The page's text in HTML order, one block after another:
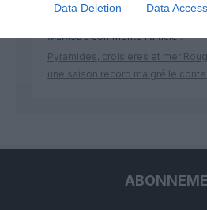
Data Deletion Data Access
Manfoua commenté l'article :
Pyramides, croisières et mer
une saison record malgré le